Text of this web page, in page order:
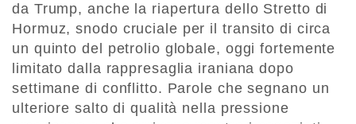
da Trump, anche la riapertura dello Stretto di
Hormuz, snodo cruciale per il transito di circa
un quinto del petrolio globale, oggi fortemente
limitato dalla rappresaglia iraniana dopo
settimane di conflitto. Parole che segnano un
ulteriore salto di qualità nella pressione